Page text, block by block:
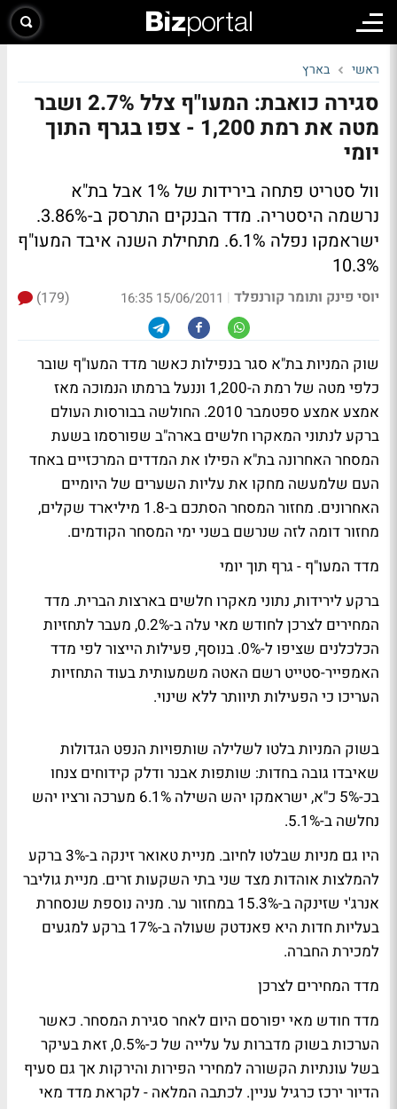
ראשי בארץ
סגירה כואבת: המעו"ף צלל 2.7% ושבר
מטה את רמת 1,200 - צפו בגרף התוך
יומי
וול סטריט פתחה בירידות של 1% אבל בת"א
נרשמה היסטריה. מדד הבנקים התרסק ב-3.86%.
ישראמקו נפלה 6.1%.
מתחילת השנה איבד המעו"ף
10.3%
יוסי פינק ותומר קורנפלד |
15/06/2011 16:35
(179)
שוק המניות בת"א סגר בנפילות כאשר מדד המעו"ף שובר
כלפי מטה של רמת ה-1,200 וננעל ברמתו הנמוכה מאז
אמצע אמצע ספטמבר 2010. החולשה בבורסות העולם
ברקע לנתוני המאקרו חלשים בארה"ב שפורסמו בשעת
המסחר האחרונה בת"א הפילו את המדדים המרכזיים באחד
העם שלמעשה מחקו את עליות השערים של היומיים
האחרונים. מחזור המסחר הסתכם ב-1.8 מיליארד שקלים,
מחזור דומה לזה שנרשם בשני ימי המסחר הקודמים.
מדד המעו"ף - גרף תוך יומי
ברקע לירידות, נתוני מאקרו חלשים בארצות הברית. מדד
המחירים לצרכן לחודש מאי עלה ב-0.2%, מעבר לתחזיות
הכלכלנים שציפו ל-0%. בנוסף, פעילות הייצור לפי מדד
האמפייר-סטייט רשם האטה משמעותית בעוד התחזיות
העריכו כי הפעילות תיוותר ללא שינוי.
בשוק המניות בלטו לשלילה שותפויות הנפט הגדולות
שאיבדו גובה בחדות: שותפות אבנר ודלק קידוחים צנחו
בכ-5% כ"א, ישראמקו יהש השילה 6.1% מערכה ורציו יהש
נחלשה ב-5.1%.
היו גם מניות שבלטו לחיוב. מניית טאואר זינקה ב-3% ברקע
להמלצות אוהדות מצד שני בתי השקעות זרים. מניית גוליבר
אנרג'י שזינקה ב-15.3% במחזור ער. מניה נוספת שנסחרת
בעליות חדות היא פאנדטק שעולה ב-17% ברקע למגעים
למכירת החברה.
מדד המחירים לצרכן
מדד חודש מאי יפורסם היום לאחר סגירת המסחר. כאשר
הערכות בשוק מדברות על עלייה של כ-0.5%, זאת בעיקר
בשל עונתיות הקשורה למחירי הפירות והירקות אך גם סעיף
הדיור ירכז כרגיל עניין. לכתבה המלאה - לקראת מדד מאי